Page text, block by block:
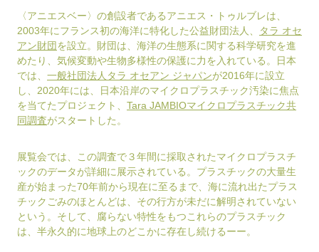
〈アニエスベー〉の創設者であるアニエス・トゥルブレは、
2003年にフランス初の海洋に特化した公益財団法人、
タラ オセ
アン財団を設立。財団は、海洋の生態系に関する科学研究を進
めたり、気候変動や生物多様性の保護に力を入れている。日本
では、 一般社団法人タラ オセアン ジャパンが2016年に設立
し、2020年には、日本沿岸のマイクロプラスチック汚染に焦点
を当てたプロジェクト、 Tara JAMBIOマイクロプラスチック共
同調査がスタートした。
展覧会では、この調査で３年間に採取されたマイクロプラスチ
ックのデータが詳細に展示されている。プラスチックの大量生
産が始まった70年前から現在に至るまで、海に流れ出たプラス
チックごみのほとんどは、その行方が未だに解明されていない
という。そして、腐らない特性をもつこれらのプラスチック
は、半永久的に地球上のどこかに存在し続けるーー。